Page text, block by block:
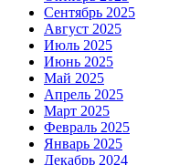
Сентябрь 2025
Август 2025
Июль 2025
Июнь 2025
Май 2025
Апрель 2025
Март 2025
Февраль 2025
Январь 2025
Декабрь 2024